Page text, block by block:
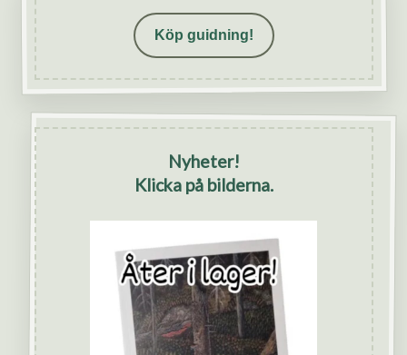
Köp guidning!
Nyheter!
Klicka på bilderna.